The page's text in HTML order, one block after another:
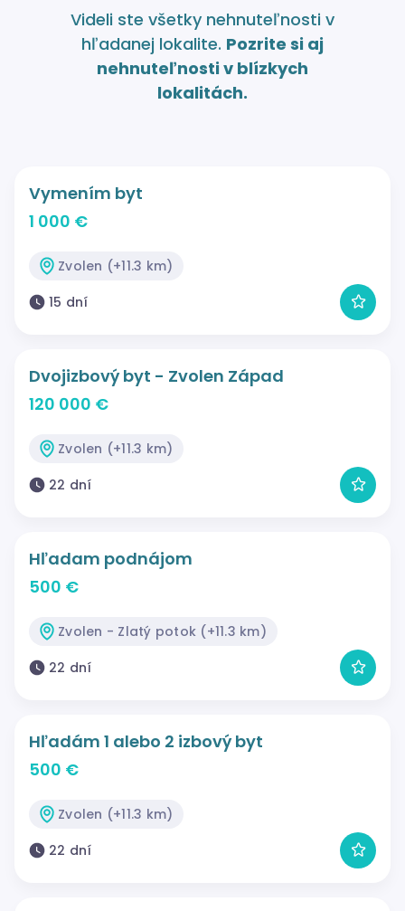
Videli ste všetky nehnuteľnosti v
hľadanej lokalite. Pozrite si aj
nehnuteľnosti v blízkych
lokalitách.
Vymením byt
1 000 €
Zvolen (+11.3 km)
15 dní
Dvojizbový byt - Zvolen Západ
120 000 €
Zvolen (+11.3 km)
22 dní
Hľadam podnájom
500 €
Zvolen - Zlatý potok (+11.3 km)
22 dní
Hľadám 1 alebo 2 izbový byt
500 €
Zvolen (+11.3 km)
22 dní